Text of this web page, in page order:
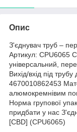
Опис
З'єднувач труб –
Артикул: CPU6065
універсальний,
Вихід/вхід під
4670010862453
алюмокремнівим
Норма групової
придбати у нас
[CBD] (CPU6065)